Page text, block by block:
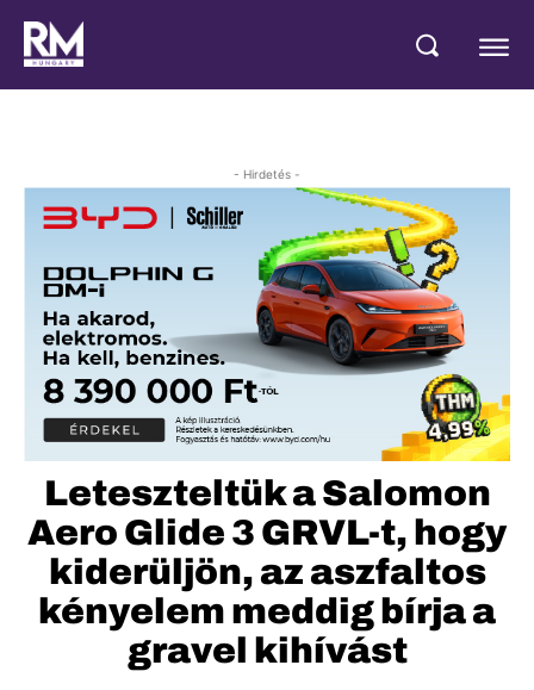
- Hirdetés -
Leteszteltük a Salomon
Aero Glide 3 GRVL-t, hogy
kiderüljön, az aszfaltos
kényelem meddig bírja a
gravel kihívást